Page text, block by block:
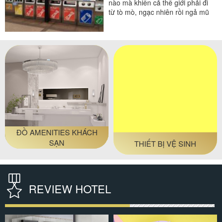
nào mà khiến cả thế giới phải đi
từ tò mò, ngạc nhiên rồi ngả mũ
#thùng rác gia đình
SINH
THIẾT BỊ HỘI TRƯỜNG THIẾT BỊ
REVIEW HOTEL